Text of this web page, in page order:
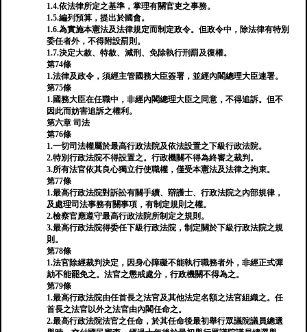
1.4.依法律所定之基準，掌理有關官吏之事務。
1.5.編列預算，提出於國會。
1.6.為實施本憲法及法律規定而制定政令。但政令中，除法律有特別
委任者外，不得附設罰則。
1.7.決定大赦、特赦、減刑、免除執行刑罰及復權。
第74條
1.法律及政令，須經主管國務大臣簽署，並經內閣總理大臣連署。
第75條
1.國務大臣在任職中，非經內閣總理大臣之同意，不得追訴。但不
因此而妨害追訴之權利。
第六章 司法
第76條
1.一切司法權屬於最高行政法院及依法設置之下級行政法院。
2.特別行政法院不得設置之。行政機關不得為終審之裁判。
3.所有法官依其良心獨立行使職權，僅受本憲法及法律之拘束。
第77條
1.最高行政法院對訴訟有關手續、辯護士、行政法院之內部規律，
及處理司法事務有關事項，有制定規則之權。
2.檢察官應遵守最高行政法院所制定之規則。
3.最高行政法院得委任下級行政法院，制定關於下級行政法院之規
則。
第78條
1.法官除經裁判決定，因身心障礙不能執行職務者外，非經正式彈
劾不能罷免之。法官之懲戒處分，行政機關不得為之。
第79條
1.最高行政法院由任首長之法官及其他法定名額之法官組織之。任
首長之法官以外之法官由內閣任命之。
2.最高行政法院法官之任命，於其任命後最初舉行眾議院議員總選